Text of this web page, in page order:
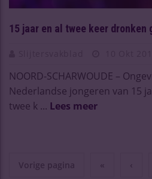
15 jaar en al twee keer dronken
NOORD-SCHARWOUDE –
Nederlandse jongeren van 15
twee k ... Lees meer
Vorige pagina « ‹